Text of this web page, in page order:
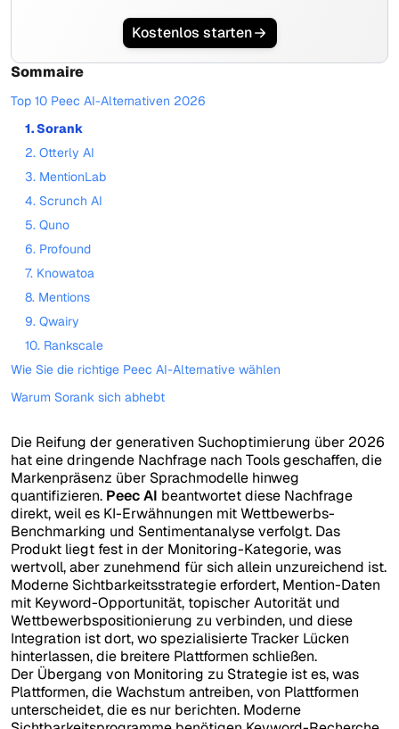
Kostenlos starten
Sommaire
Top 10 Peec AI-Alternativen 2026
1. Sorank
2. Otterly AI
3. MentionLab
4. Scrunch AI
5. Quno
6. Profound
7. Knowatoa
8. Mentions
9. Qwairy
10. Rankscale
Wie Sie die richtige Peec AI-Alternative wählen
Warum Sorank sich abhebt
Die Reifung der generativen Suchoptimierung über 2026
hat eine dringende Nachfrage nach Tools geschaffen, die
Markenpräsenz über Sprachmodelle hinweg
quantifizieren. Peec AI beantwortet diese Nachfrage
direkt, weil es KI-Erwähnungen mit Wettbewerbs-
Benchmarking und Sentimentanalyse verfolgt. Das
Produkt liegt fest in der Monitoring-Kategorie, was
wertvoll, aber zunehmend für sich allein unzureichend ist.
Moderne Sichtbarkeitsstrategie erfordert, Mention-Daten
mit Keyword-Opportunität, topischer Autorität und
Wettbewerbspositionierung zu verbinden, und diese
Integration ist dort, wo spezialisierte Tracker Lücken
hinterlassen, die breitere Plattformen schließen.
Der Übergang von Monitoring zu Strategie ist es, was
Plattformen, die Wachstum antreiben, von Plattformen
unterscheidet, die es nur berichten. Moderne